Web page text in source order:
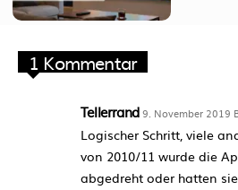
1 Kommentar
Tellerrand 9. November 2019
Logischer Schritt, viele
von 2010/11 wurde die
abgedreht oder hatten